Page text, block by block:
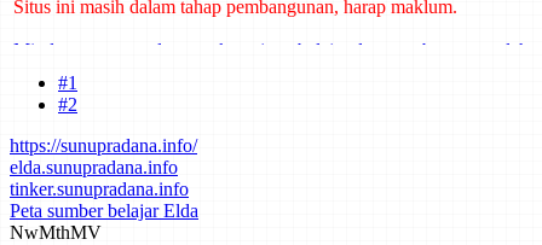
#1
#2
https://sunupradana.info/
elda.sunupradana.info
tinker.sunupradana.info
Peta sumber belajar Elda
NwMthMV